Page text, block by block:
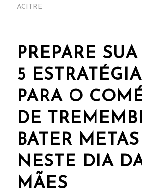
ACITRE
PREPARE
5
PARA O
DE
BATER METAS
NESTE DIA
MÃES